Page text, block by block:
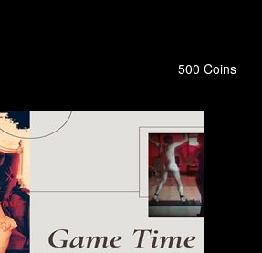
500 Coins